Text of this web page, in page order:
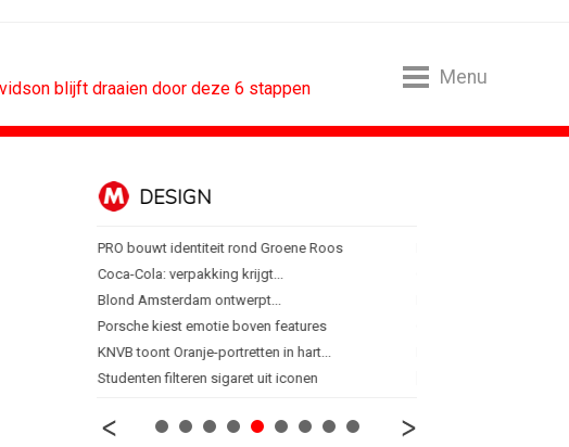
blijft draaien door deze 6 stappen
Menu
DESIGN
PRO bouwt identiteit rond Groene Roos
Coca-Cola: verpakking krijgt...
Blond Amsterdam ontwerpt...
Porsche kiest emotie boven features
KNVB toont Oranje-portretten in hart...
Studenten filteren sigaret uit iconen